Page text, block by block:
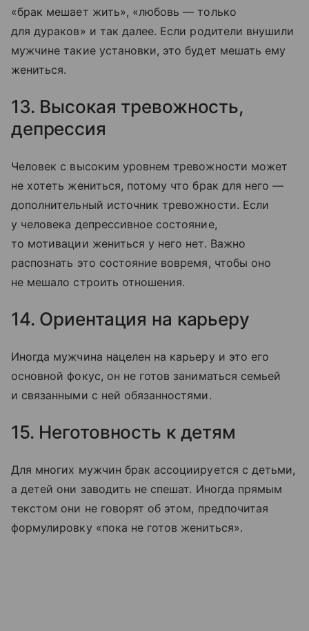
«брак мешает жить», «любовь — только
для дураков» и так далее. Если родители внушили
мужчине такие установки, это будет мешать ему
жениться.
13. Высокая тревожность,
депрессия
Человек с высоким уровнем тревожности может
не хотеть жениться, потому что брак для него —
дополнительный источник тревожности. Если
у человека депрессивное состояние,
то мотивации жениться у него нет. Важно
распознать это состояние вовремя, чтобы оно
не мешало строить отношения.
14. Ориентация на карьеру
Иногда мужчина нацелен на карьеру и это его
основной фокус, он не готов заниматься семьей
и связанными с ней обязанностями.
15. Неготовность к детям
Для многих мужчин брак ассоциируется с детьми,
а детей они заводить не спешат. Иногда прямым
текстом они не говорят об этом, предпочитая
формулировку «пока не готов жениться».